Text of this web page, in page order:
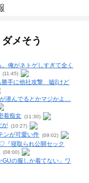
メそう
俺がネトゲしすぎて全く
(11:45)
勝手に他社攻撃 嘘ξけど
潜んでるとかマジかよ…
着痴女 (11:30)
が (10:27)
ンが可愛い件 (09:02)
『寝取られ公開セック
(08:00)
の服しか着てない」ワ